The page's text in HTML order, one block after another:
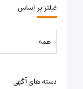
فیلتر بر اساس
دسته های آگهی